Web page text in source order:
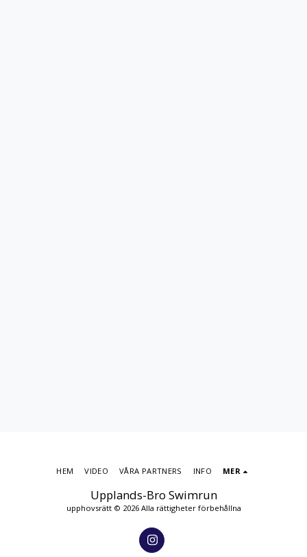
Upplands-Bro Swimrun
upphovsrätt © 2026 Alla rättigheter förbehållna
HEM VIDEO VÅRA PARTNERS INFO MER